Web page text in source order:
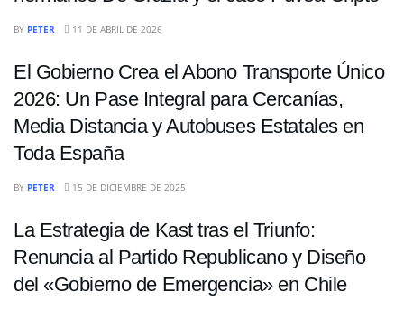
BY PETER 11 DE ABRIL DE 2026
El Gobierno Crea el Abono Transporte Único
2026: Un Pase Integral para Cercanías,
Media Distancia y Autobuses Estatales en
Toda España
BY PETER 15 DE DICIEMBRE DE 2025
La Estrategia de Kast tras el Triunfo:
Renuncia al Partido Republicano y Diseño
del «Gobierno de Emergencia» en Chile